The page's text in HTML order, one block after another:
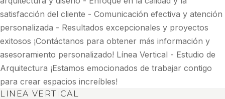
satisfacción del cliente - Comunicación efectiva y atención
personalizada - Resultados excepcionales y proyectos
exitosos ¡Contáctanos para obtener más información y
asesoramiento personalizado! Línea Vertical - Estudio de
Arquitectura ¡Estamos emocionados de trabajar contigo
para crear espacios increíbles!
LINEA VERTICAL